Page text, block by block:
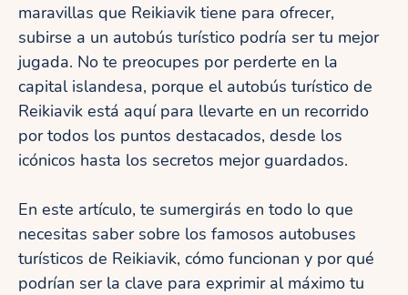
maravillas que Reikiavik tiene para ofrecer,
subirse a un autobús turístico podría ser tu mejor
jugada. No te preocupes por perderte en la
capital islandesa, porque el autobús turístico de
Reikiavik está aquí para llevarte en un recorrido
por todos los puntos destacados, desde los
icónicos hasta los secretos mejor guardados.
En este artículo, te sumergirás en todo lo que
necesitas saber sobre los famosos autobuses
turísticos de Reikiavik, cómo funcionan y por qué
podrían ser la clave para exprimir al máximo tu